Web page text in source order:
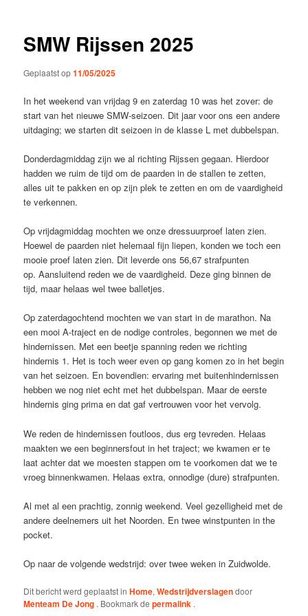
SMW Rijssen 2025
Geplaatst op11/05/2025
In het weekend van vrijdag 9 en zaterdag 10 was het zover: de
start van het nieuwe SMW-seizoen. Dit jaar voor ons een andere
uitdaging; we starten dit seizoen in de klasse L met dubbelspan.
Donderdagmiddag zijn we al richting Rijssen gegaan. Hierdoor
hadden we ruim de tijd om de paarden in de stallen te zetten,
alles uit te pakken en op zijn plek te zetten en om de vaardigheid
te verkennen.
Op vrijdagmiddag mochten we onze dressuurproef laten zien.
Hoewel de paarden niet helemaal fijn liepen, konden we toch een
mooie proef laten zien. Dit leverde ons 56,67 strafpunten
op. Aansluitend reden we de vaardigheid. Deze ging binnen de
tijd, maar helaas wel twee balletjes.
Op zaterdagochtend mochten we van start in de marathon. Na
een mooi A-traject en de nodige controles, begonnen we met de
hindernissen. Met een beetje spanning reden we richting
hindernis 1. Het is toch weer even op gang komen zo in het begin
van het seizoen. En bovendien: ervaring met buitenhindernissen
hebben we nog niet echt met het dubbelspan. Maar de eerste
hindernis ging prima en dat gaf vertrouwen voor het vervolg.
We reden de hindernissen foutloos, dus erg tevreden. Helaas
maakten we een beginnersfout in het traject; we kwamen er te
laat achter dat we moesten stappen om te voorkomen dat we te
vroeg binnenkwamen. Helaas extra, onnodige (dure) strafpunten.
Al met al een prachtig, zonnig weekend. Veel gezelligheid met de
andere deelnemers uit het Noorden. En twee winstpunten in the
pocket.
Op naar de volgende wedstrijd: over twee weken in Zuidwolde.
Dit bericht werd geplaatst inHome,Wedstrijdverslagendoor
Menteam De Jong . Bookmark depermalink .